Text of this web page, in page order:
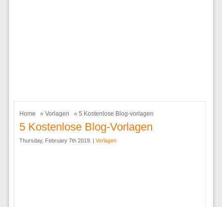
Home » Vorlagen » 5 Kostenlose Blog-vorlagen
5 Kostenlose Blog-Vorlagen
Thursday, February 7th 2019. | Vorlagen